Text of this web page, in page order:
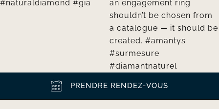
PRENDRE RENDEZ-VOUS